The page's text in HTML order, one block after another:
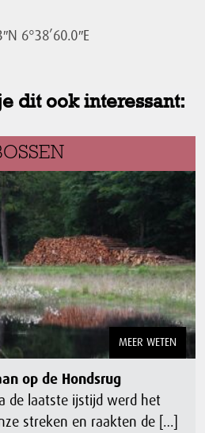
6°38’60.0″E
dit ook interessant:
MEER WETEN
op de Hondsrug
de laatste ijstijd werd het
streken en raakten de […]